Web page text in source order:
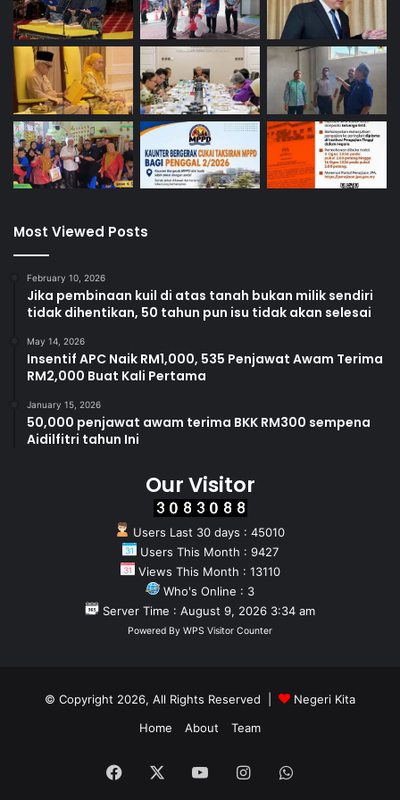
Most Viewed Posts
February 10, 2026
Jika pembinaan kuil di atas tanah bukan milik sendiri
tidak dihentikan, 50 tahun pun isu tidak akan selesai
May 14, 2026
Insentif APC Naik RM1,000, 535 Penjawat Awam Terima
RM2,000 Buat Kali Pertama
January 15, 2026
50,000 penjawat awam terima BKK RM300 sempena
Aidilfitri tahun Ini
Our Visitor
Users Last 30 days : 45010
Users This Month : 9427
Views This Month : 13110
Who's Online : 3
Server Time : August 9, 2026 3:34 am
Powered By WPS Visitor Counter
© Copyright 2026, All Rights Reserved |
Negeri Kita
Home
About Team
Facebook YouTubeInstagramWhatsApp